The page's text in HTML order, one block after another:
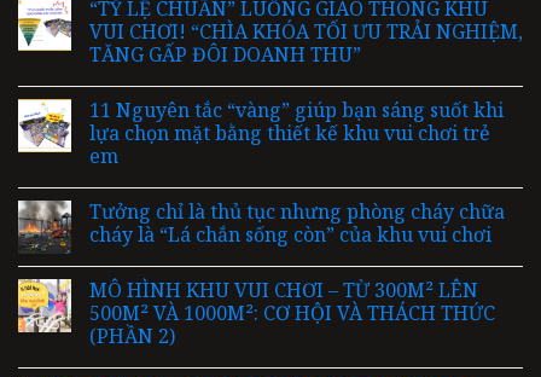
“TỶ LỆ CHUẨN” LUỒNG GIAO THÔNG KHU
VUI CHƠI! “CHÌA KHÓA TỐI ƯU TRẢI NGHIỆM,
TĂNG GẤP ĐÔI DOANH THU”
11 Nguyên tắc “vàng” giúp bạn sáng suốt khi
lựa chọn mặt bằng thiết kế khu vui chơi trẻ
em
Tưởng chỉ là thủ tục nhưng phòng cháy chữa
cháy là “Lá chắn sống còn” của khu vui chơi
MÔ HÌNH KHU VUI CHƠI – TỪ 300M² LÊN
500M² VÀ 1000M²: CƠ HỘI VÀ THÁCH THỨC
(PHẦN 2)